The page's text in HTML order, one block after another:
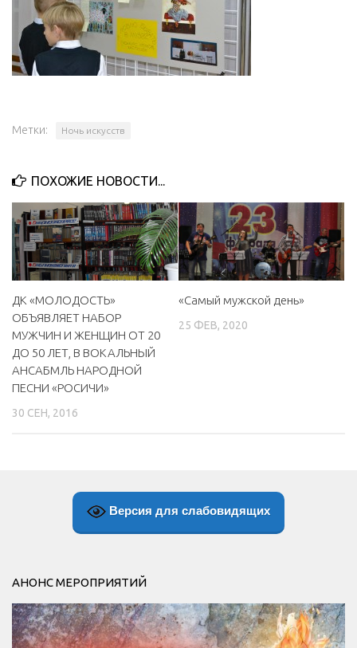
Метки: Ночь искусств
ПОХОЖИЕ НОВОСТИ...
ДК «МОЛОДОСТЬ»
ОБЪЯВЛЯЕТ НАБОР
МУЖЧИН И ЖЕНЩИН ОТ 20
ДО 50 ЛЕТ, В ВОКАЛЬНЫЙ
АНСАБМЛЬ НАРОДНОЙ
ПЕСНИ «РОСИЧИ»
30 СЕН, 2016
«Самый мужской день»
25 ФЕВ, 2020
Версия для слабовидящих
АНОНС МЕРОПРИЯТИЙ